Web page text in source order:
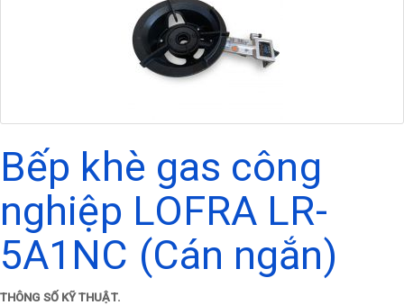
Bếp khè gas công
nghiệp LOFRA LR-
5A1NC (Cán ngắn)
THÔNG SỐ KỸ THUẬT.